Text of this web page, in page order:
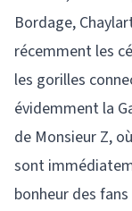
Bordage,
récemment les
les gorilles
évidemment la
de Monsieur Z,
sont
bonheur des